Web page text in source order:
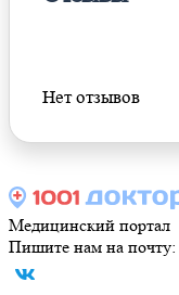
Нет отзывов
Медицинский портал
Пишите нам на почту: